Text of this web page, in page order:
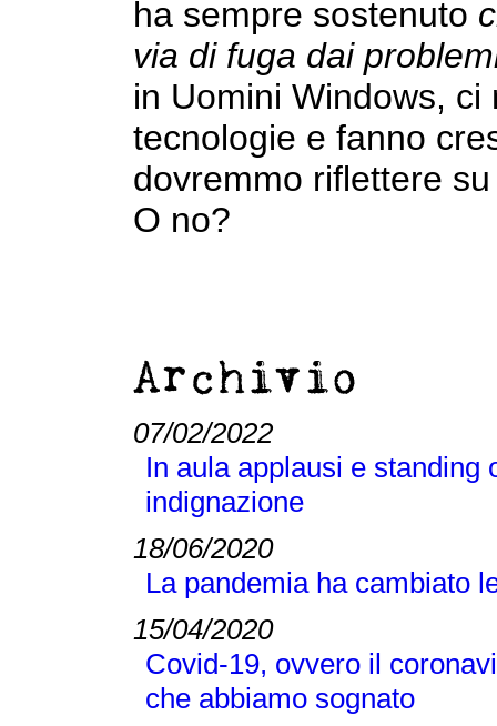
ha sempre sostenuto
via di fuga dai
in Uomini Windows,
tecnologie e fanno
dovremmo riflettere
O no?
Archivio
07/02/2022
In aula applausi e standing
indignazione
18/06/2020
La pandemia ha cambiato
15/04/2020
Covid-19, ovvero il
che abbiamo sognato